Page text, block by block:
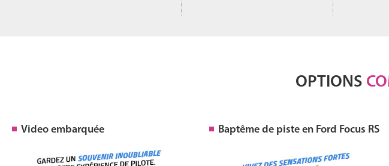
OPTIONS
Video embarquée Baptême de piste en Ford Focus RS